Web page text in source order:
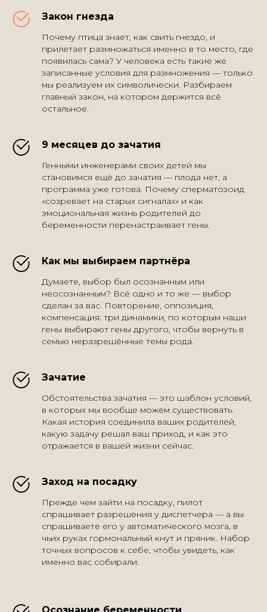
Закон гнезда
Почему птица знает, как свить гнездо, и
прилетает размножаться именно в то место, где
появилась сама? У человека есть такие же
записанные условия для размножения — только
мы реализуем их символически. Разбираем
главный закон, на котором держится всё
остальное.
9 месяцев до зачатия
Генными инженерами своих детей мы
становимся ещё до зачатия — плода нет, а
программа уже готова. Почему сперматозоид
«созревает на старых сигналах» и как
эмоциональная жизнь родителей до
беременности перенастраивает гены.
Как мы выбираем партнёра
Думаете, выбор был осознанным или
неосознанным? Всё одно и то же — выбор
сделан за вас. Повторение, оппозиция,
компенсация: три динамики, по которым наши
гены выбирают гены другого, чтобы вернуть в
семью неразрешённые темы рода.
Зачатие
Обстоятельства зачатия — это шаблон условий,
в которых мы вообще можем существовать.
Какая история соединила ваших родителей,
какую задачу решал ваш приход, и как это
отражается в вашей жизни сейчас.
Заход на посадку
Прежде чем зайти на посадку, пилот
спрашивает разрешения у диспетчера — а вы
спрашиваете его у автоматического мозга, в
чьих руках гормональный кнут и пряник. Набор
точных вопросов к себе, чтобы увидеть, как
именно вас собирали.